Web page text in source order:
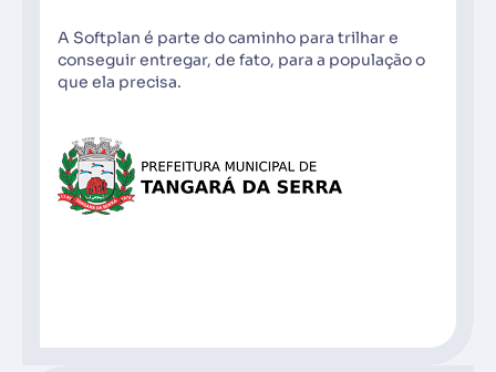
A Softplan é parte do caminho para trilhar e
conseguir entregar, de fato, para a população o
que ela precisa.